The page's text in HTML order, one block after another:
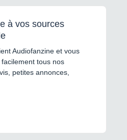
à vos sources
Audiofanzine et vous
tous nos
petites annonces,